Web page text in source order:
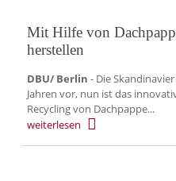
Mit Hilfe von
herstellen
DBU/ Berlin - Die
Jahren vor, nun ist das
Recycling von Dachpappe...
weiterlesen